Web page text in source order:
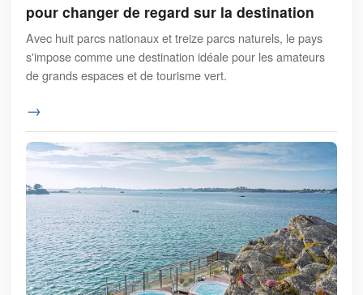
pour changer de regard sur la destination
Avec huit parcs nationaux et treize parcs naturels, le pays
s'impose comme une destination idéale pour les amateurs
de grands espaces et de tourisme vert.
→